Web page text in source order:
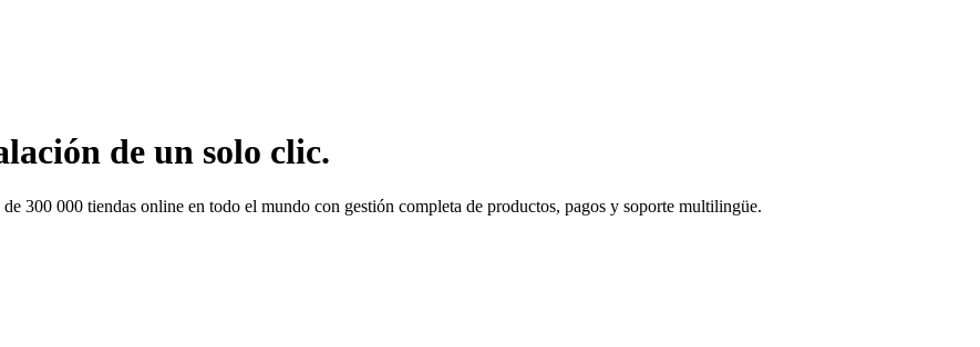
de un solo clic.
300 000 tiendas online en todo el mundo con gestión completa de productos, pagos y soporte multilingüe.